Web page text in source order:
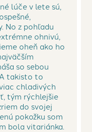
lúče v lete sú,
No z pohľadu
ohnivú,
oheň ako ho
so sebou
takisto to
chladivých
tým rýchlejšie
do svojej
pokožku som
bola vitariánka.